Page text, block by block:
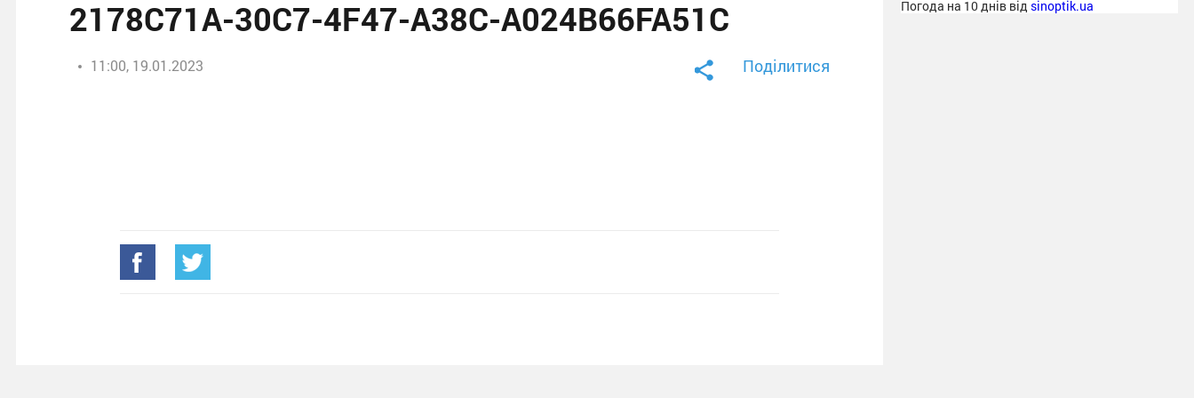
2178C71A-30C7-4F47-A38C-A024B66FA51C
11:00, 19.01.2023 Поділитися
Погода на 10 днів від sinoptik.ua